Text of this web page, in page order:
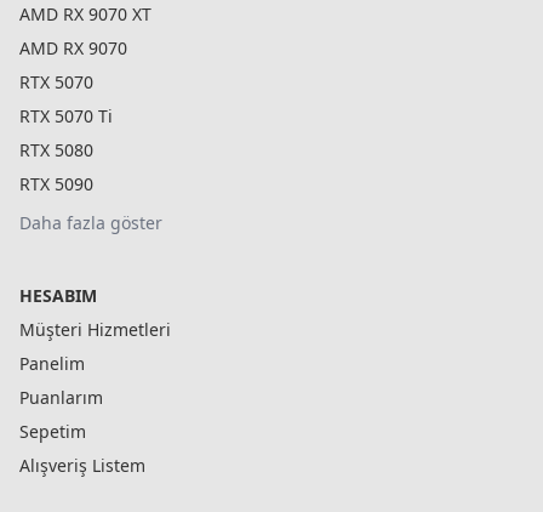
AMD RX 9070 XT
AMD RX 9070
RTX 5070
RTX 5070 Ti
RTX 5080
RTX 5090
Daha fazla göster
HESABIM
Müşteri Hizmetleri
Panelim
Puanlarım
Sepetim
Alışveriş Listem